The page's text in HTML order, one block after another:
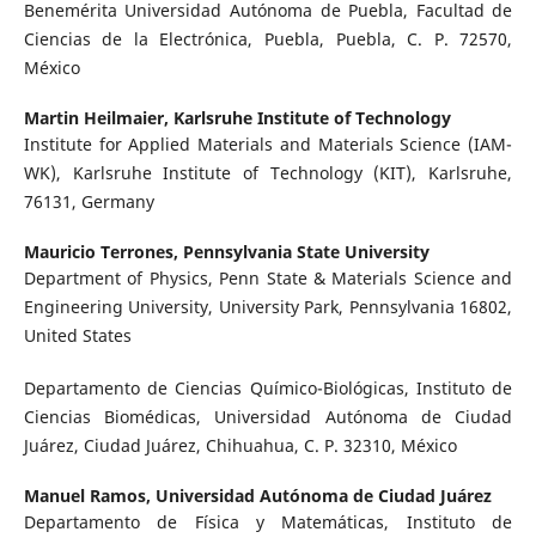
Benemérita Universidad Autónoma de Puebla, Facultad de
Ciencias de la Electrónica, Puebla, Puebla, C. P. 72570,
México
Martin Heilmaier, Karlsruhe Institute of Technology
Institute for Applied Materials and Materials Science (IAM-
WK), Karlsruhe Institute of Technology (KIT), Karlsruhe,
76131, Germany
Mauricio Terrones, Pennsylvania State University
Department of Physics, Penn State & Materials Science and
Engineering University, University Park, Pennsylvania 16802,
United States
Departamento de Ciencias Químico-Biológicas, Instituto de
Ciencias Biomédicas, Universidad Autónoma de Ciudad
Juárez, Ciudad Juárez, Chihuahua, C. P. 32310, México
Manuel Ramos, Universidad Autónoma de Ciudad Juárez
Departamento de Física y Matemáticas, Instituto de